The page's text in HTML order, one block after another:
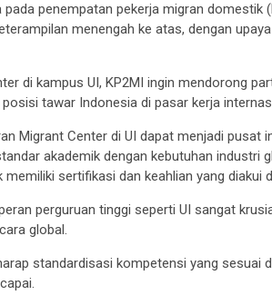
penempatan pekerja migran domestik
menengah ke atas, dengan
di kampus UI, KP2MI ingin mendorong
tawar Indonesia di pasar kerja
Migrant Center di UI dapat menjadi pusat
akademik dengan kebutuhan industri
sertifikasi dan keahlian yang diakui
perguruan tinggi seperti UI sangat
global.
standardisasi kompetensi yang sesuai